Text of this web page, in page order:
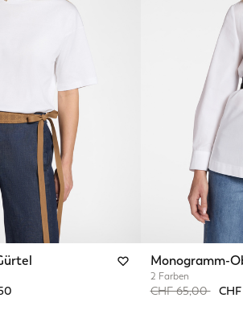
Monogramm-
2 Farben
Price reduced
CHF 65,00to